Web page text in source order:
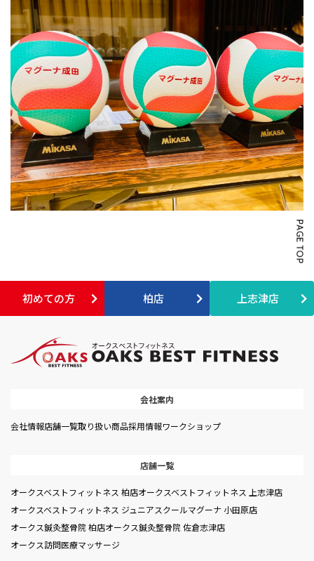
初めての方 柏店 上志津店
会社案内
会社情報店舗一覧取り扱い商品採用情報ワークショップ
店舗一覧
オークスベストフィットネス 柏店オークスベストフィットネス 上志津店
オークスベストフィットネス ジュニアスクールマグーナ 小田原店
オークス鍼灸整骨院 柏店オークス鍼灸整骨院 佐倉志津店
オークス訪問医療マッサージ